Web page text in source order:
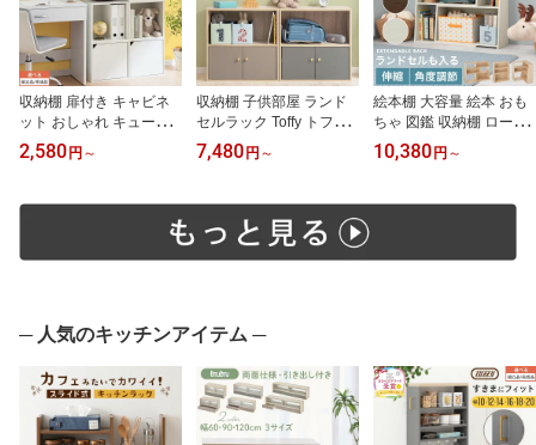
収納棚 扉付き キャビネ
ット おしゃれ キューブ
ボックス 35cm カラーボ
ックス 一段 オープンボ
納 キューブ 正方形 1段 2
段 ラック 書棚 収納ボッ
クス 前開き 木製 本棚 デ
ィスプレイラック 【組立
2,580円 ～
収納棚 子供部屋 ランド
セルラック Toffy トフィ
ー 絵本棚 幅60cm ランド
セル収納 おもちゃ 収納
方形 オープン収納 約 高
さ60 奥行30 キッズ 淡色
インテリア 韓国風 PUTU
PUTU グレージュ/グレー
7,480円 ～
絵本棚 大容量 絵本 おも
ちゃ 図鑑 収納棚 ロータ
イプ 学習本棚 絵本収納
棚 子供部屋 リビング 収
ック 約 幅 70cm 高さ 90
【組立品/完成品が選べ
10,380円 ～
─ 人気のキッチンアイテム ─